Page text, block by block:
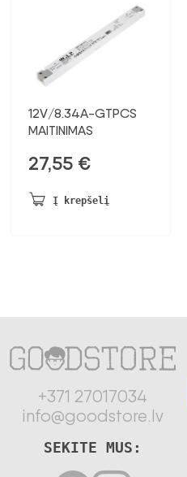
12V/8.34A-GTPCS
MAITINIMAS
27,55 €
Į krepšelį
+371 27017034
info@goodstore.lv
SEKITE MUS: